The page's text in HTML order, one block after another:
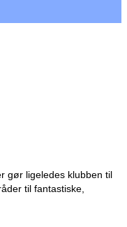
gør ligeledes klubben til
til fantastiske,